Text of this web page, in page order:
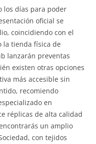
los días para poder
oficial se
coincidiendo con el
la tienda física de
lanzarán preventas
existen otras opciones
más accesible sin
recomiendo
en
réplicas de alta calidad
un amplio
con tejidos